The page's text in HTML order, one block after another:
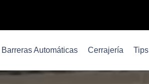
Barreras Automáticas Cerrajería Tips